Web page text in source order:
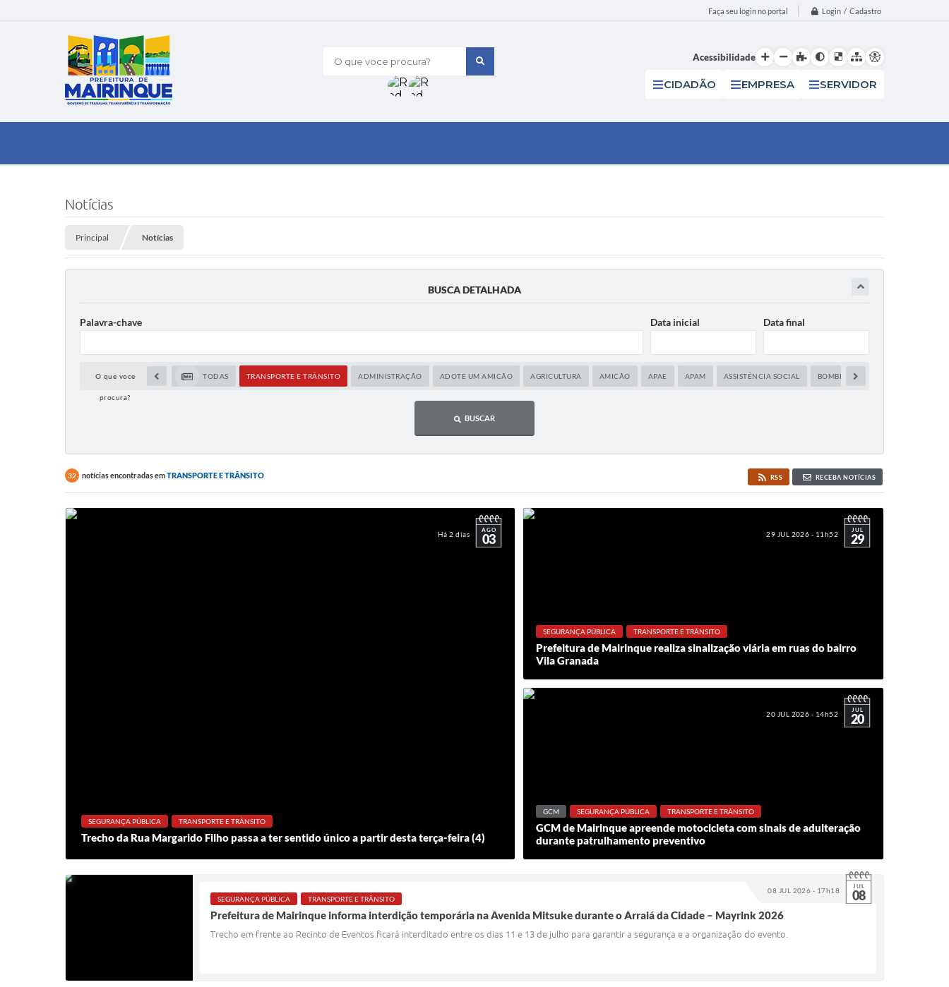
Faça seu login no portal Login / Cadastro
O que voce procura? Acessibilidade
CIDADÃO EMPRESA SERVIDOR
Notícias
Principal Notícias
BUSCA DETALHADA
Palavra-chave Data inicial Data final
O que voce
procura?
TODAS TRANSPORTE E TRÂNSITO ADMINISTRAÇÃO ADOTE UM AMICÃO AGRICULTURA AMICÃO APAE APAM ASSISTÊNCIA SOCIAL BOMBEIROS
BUSCAR
32 notícias encontradas emTRANSPORTE E TRÂNSITO RSS RECEBA NOTÍCIAS
Há 2 dias AGO
03
SEGURANÇA PÚBLICA TRANSPORTE E TRÂNSITO
Trecho da Rua Margarido Filho passa a ter sentido único a partir desta terça-feira (4)
29 JUL 2026 - 11h52 JUL
29
SEGURANÇA PÚBLICA TRANSPORTE E TRÂNSITO
Prefeitura de Mairinque realiza sinalização viária em ruas do bairro
Vila Granada
20 JUL 2026 - 14h52 JUL
20
GCM SEGURANÇA PÚBLICA TRANSPORTE E TRÂNSITO
GCM de Mairinque apreende motocicleta com sinais de adulteração
durante patrulhamento preventivo
08 JUL 2026 - 17h18 JUL
08
SEGURANÇA PÚBLICA TRANSPORTE E TRÂNSITO
Prefeitura de Mairinque informa interdição temporária na Avenida Mitsuke durante o Arraiá da Cidade – Mayrink 2026
Trecho em frente ao Recinto de Eventos ficará interditado entre os dias 11 e 13 de julho para garantir a segurança e a organização do evento.